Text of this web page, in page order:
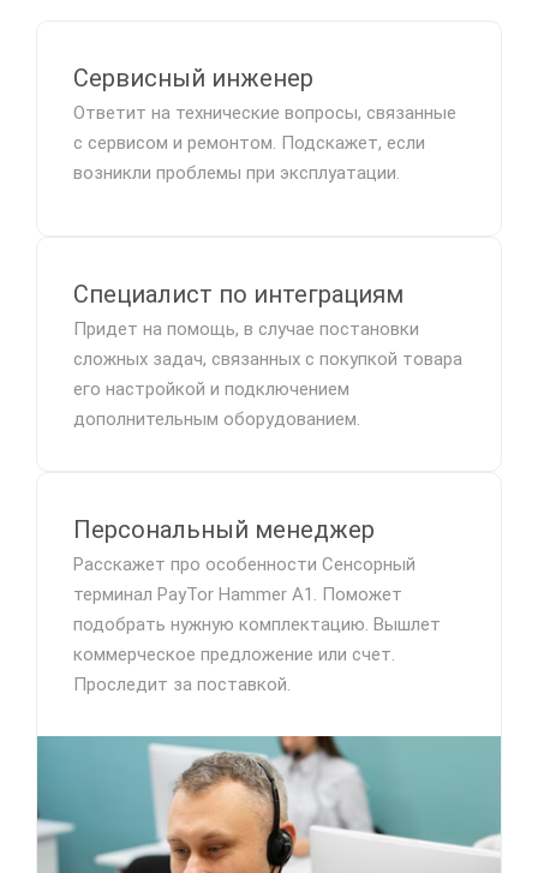
Сервисный инженер
Ответит на технические вопросы, связанные
с сервисом и ремонтом. Подскажет, если
возникли проблемы при эксплуатации.
Специалист по интеграциям
Придет на помощь, в случае постановки
сложных задач, связанных с покупкой товара
его настройкой и подключением
дополнительным оборудованием.
Персональный менеджер
Расскажет про особенности Сенсорный
терминал PayTor Hammer A1. Поможет
подобрать нужную комплектацию. Вышлет
коммерческое предложение или счет.
Проследит за поставкой.